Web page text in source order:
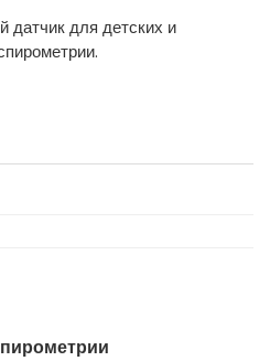
English
датчик для детских и